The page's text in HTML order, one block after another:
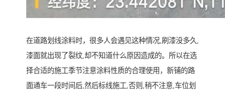
在道路划线涂料时，很多人会遇见这种情况,刷漆没多久,
漆面就出现了裂纹,却不知道什么原因造成的。所以在选
择合适的施工季节注意涂料性质的合理使用，新铺的路
面通车一段时间后,然后标线施工,否则,稍不注意,车位划